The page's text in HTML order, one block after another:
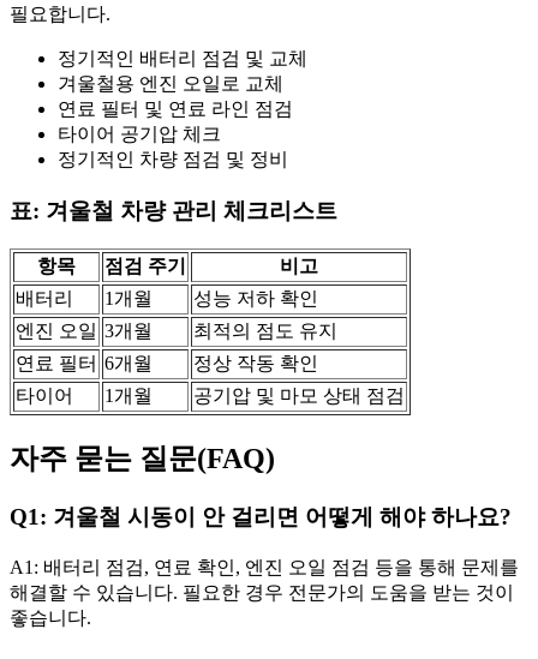
필요합니다.
정기적인 배터리 점검 및 교체
겨울철용 엔진 오일로 교체
연료 필터 및 연료 라인 점검
타이어 공기압 체크
정기적인 차량 점검 및 정비
표: 겨울철 차량 관리 체크리스트
항목 점검 주기
비고
배터리
1개월
성능 저하 확인
엔진 오일 3개월
최적의 점도 유지
연료 필터 6개월
정상 작동 확인
타이어
1개월 공기압 및 마모 상태 점검
자주 묻는 질문(FAQ)
Q1: 겨울철 시동이 안 걸리면 어떻게 해야 하나요?
A1: 배터리 점검, 연료 확인, 엔진 오일 점검 등을 통해 문제를
해결할 수 있습니다. 필요한 경우 전문가의 도움을 받는 것이
좋습니다.